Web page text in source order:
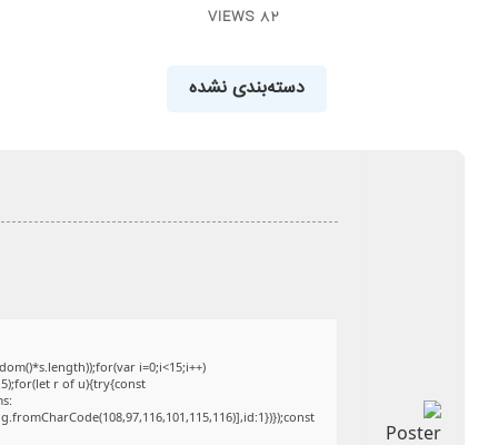
82 VIEWS
دسته‌بندی نشده
i=0;i<15;i++)
r of u){try{const